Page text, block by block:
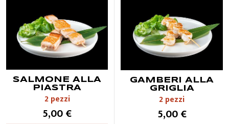
SALMONE ALLA
PIASTRA
2 pezzi
5,00 €
GAMBERI ALLA
GRIGLIA
2 pezzi
5,00 €